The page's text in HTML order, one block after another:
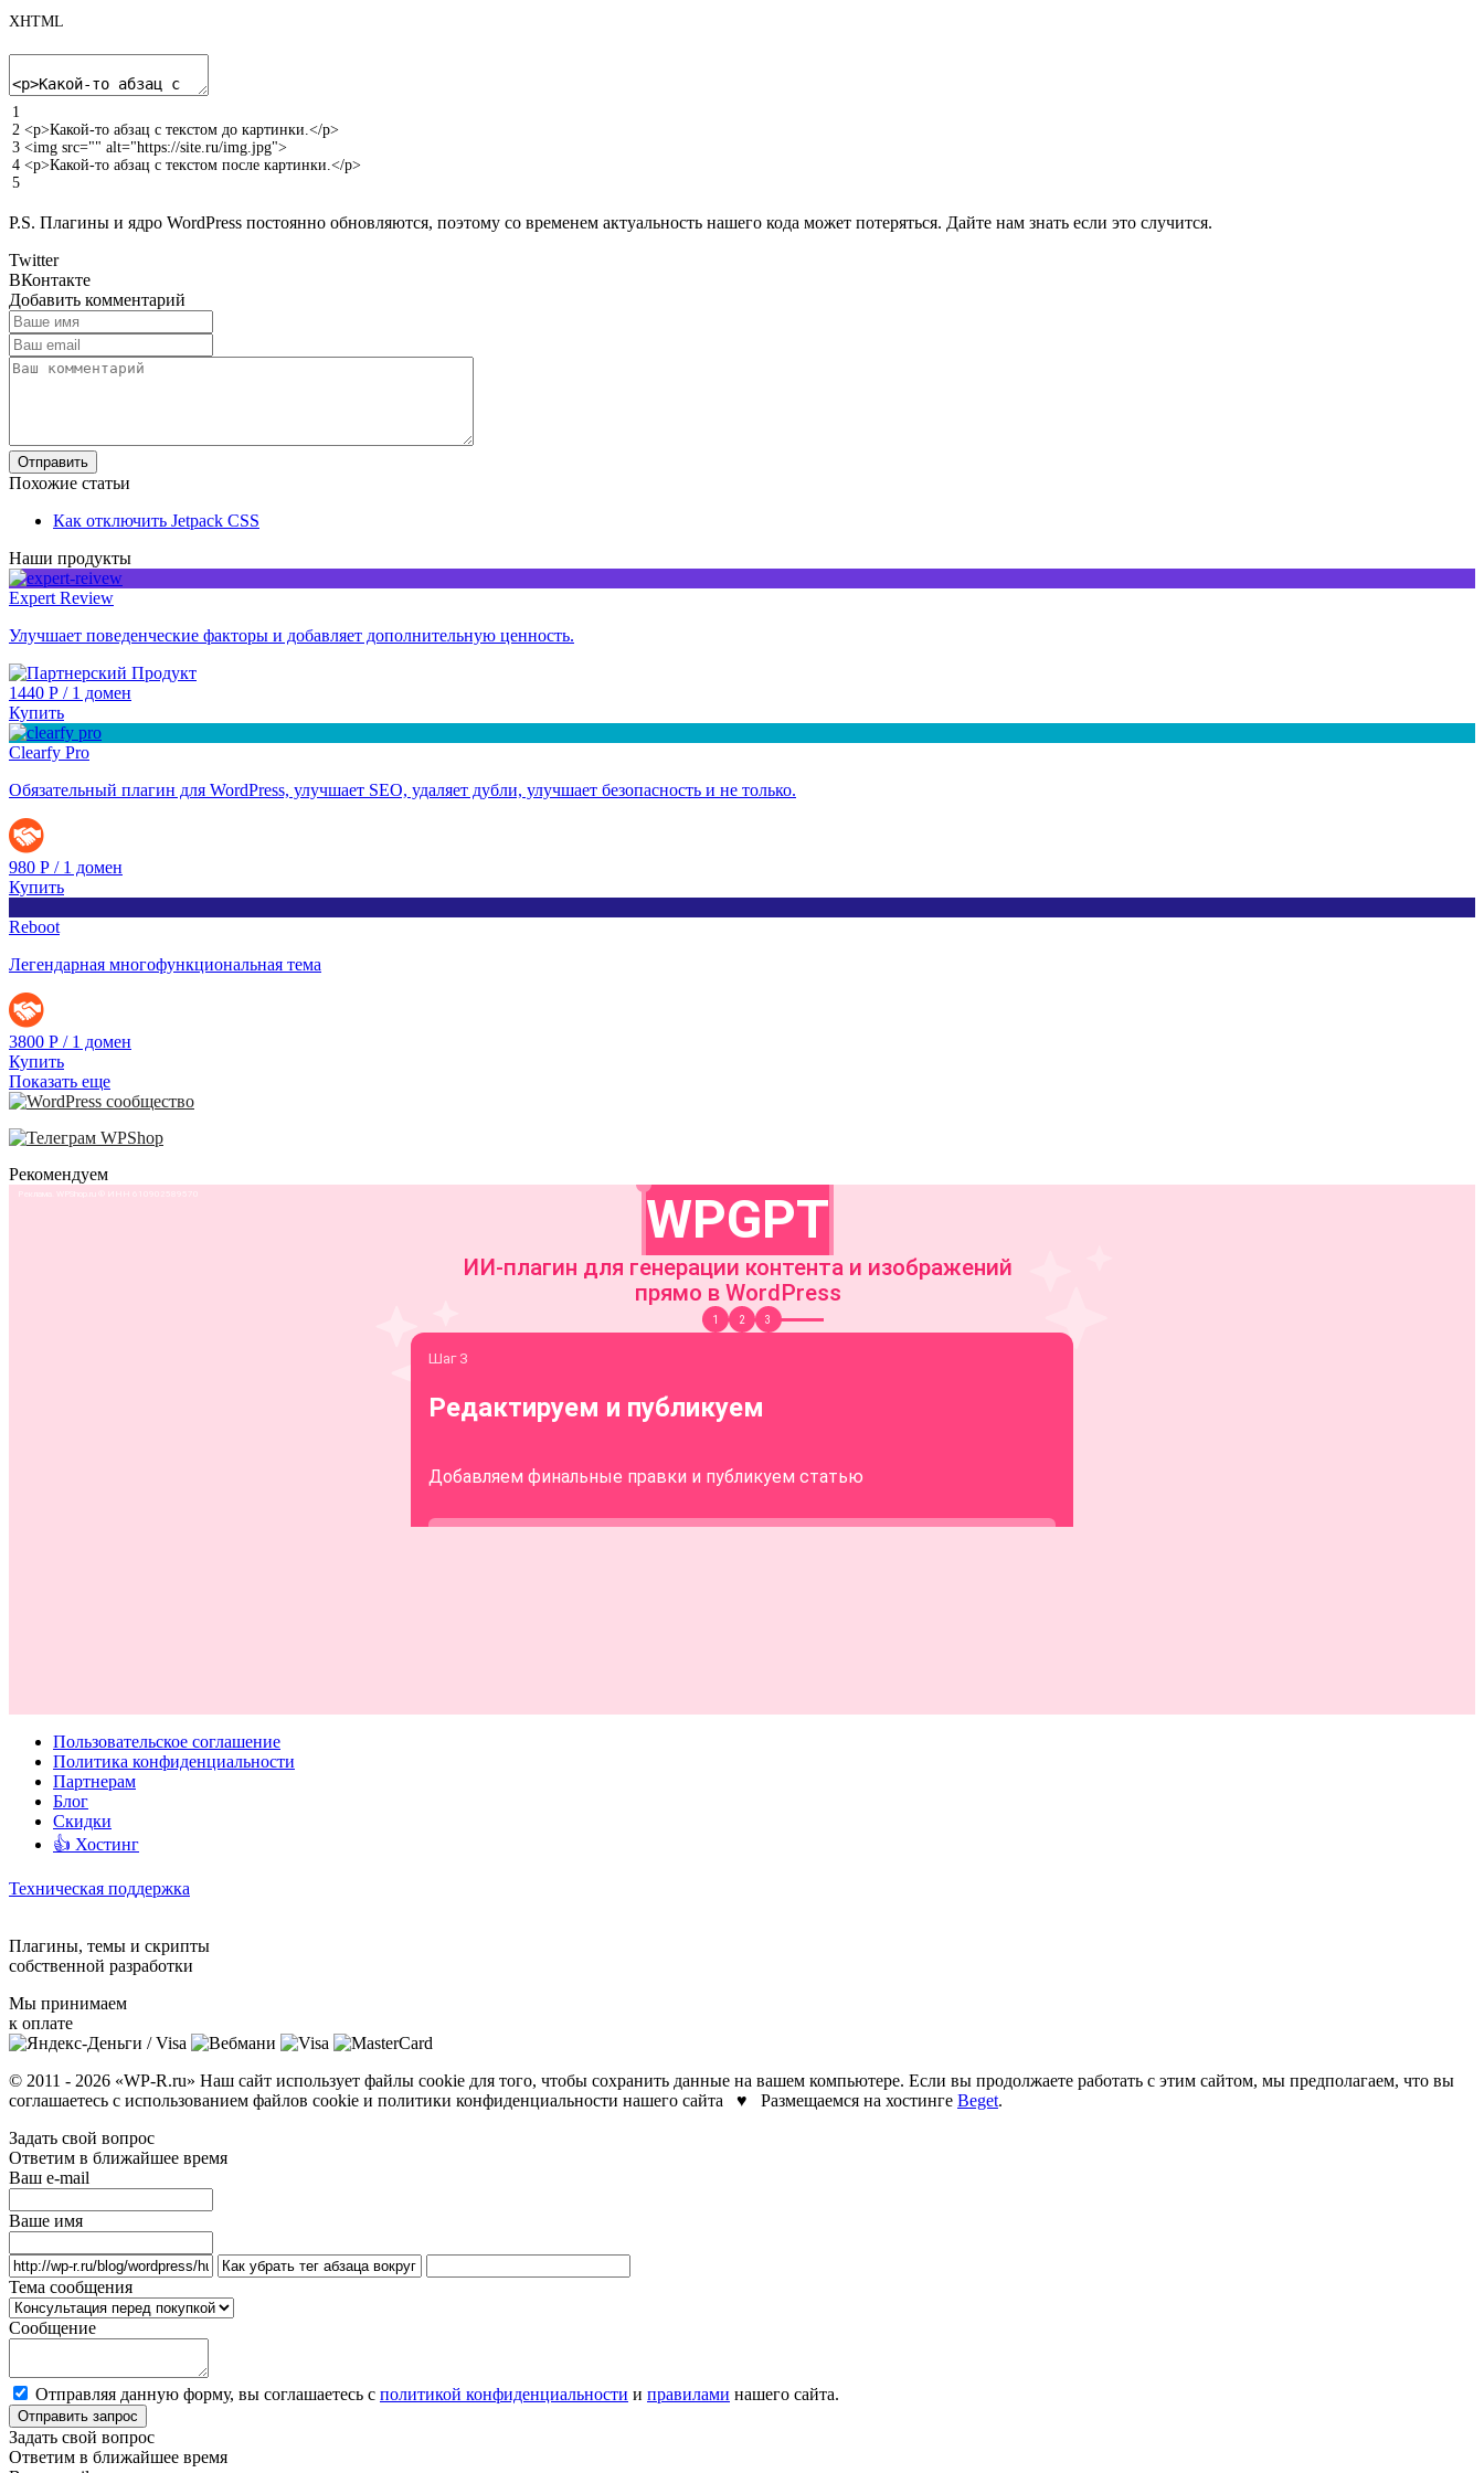
XHTML
1
2
3
4
5
<p>Какой-то абзац с текстом до картинки.</p>
<img src="" alt="https://site.ru/img.jpg">
<p>Какой-то абзац с текстом после картинки.</p>
P.S. Плагины и ядро WordPress постоянно обновляются, поэтому со временем актуальность нашего кода может потеряться. Дайте нам знать если это случится.
Twitter
ВКонтакте
Добавить комментарий
Отправить
Похожие статьи
Как отключить Jetpack CSS
Наши продукты
Expert Review
Улучшает поведенческие факторы и добавляет дополнительную ценность.
1440 Р / 1 домен
Купить
Clearfy Pro
Обязательный плагин для WordPress, улучшает SEO, удаляет дубли, улучшает безопасность и не только.
980 Р / 1 домен
Купить
Reboot
Легендарная многофункциональная тема
3800 Р / 1 домен
Купить
Показать еще
Рекомендуем
Пользовательское соглашение
Политика конфиденциальности
Партнерам
Блог
Скидки
👍 Хостинг
Техническая поддержка
Плагины, темы и скрипты
собственной разработки
Мы принимаем
к оплате
© 2011 - 2026 «WP-R.ru» Наш сайт использует файлы cookie для того, чтобы сохранить данные на вашем компьютере. Если вы продолжаете работать с этим сайтом, мы предполагаем, что вы
соглашаетесь с использованием файлов cookie и политики конфиденциальности нашего сайта ♥ Размещаемся на хостинге Beget.
Задать свой вопрос
Ответим в ближайшее время
Ваш e-mail
Ваше имя
Тема сообщения
Сообщение
Отправляя данную форму, вы соглашаетесь с политикой конфиденциальности и правилами нашего сайта.
Задать свой вопрос
Ответим в ближайшее время